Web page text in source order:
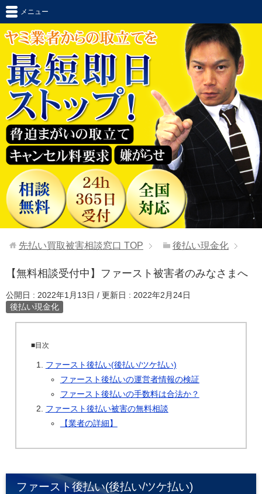
メニュー
先払い買取被害相談窓口 TOP 後払い現金化
【無料相談受付中】ファースト被害者のみなさまへ
公開日 : 2022年1月13日 / 更新日 : 2022年2月24日
後払い現金化
■目次
ファースト後払い(後払い/ツケ払い)
ファースト後払いの運営者情報の検証
ファースト後払いの手数料は合法か？
ファースト後払い被害の無料相談
【業者の詳細】
ファースト後払い(後払い/ツケ払い)